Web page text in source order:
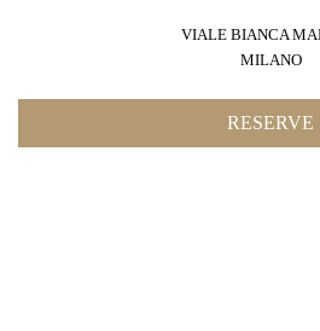
VIALE BIANCA
MILANO
RESERVE